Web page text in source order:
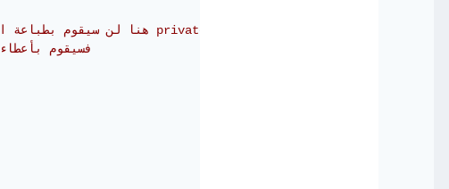
// هنا لن سيقوم بطباعة الأمر خصوصا بدون أي أخطاء لكن أم قمنا بتغيير المحدد الى private